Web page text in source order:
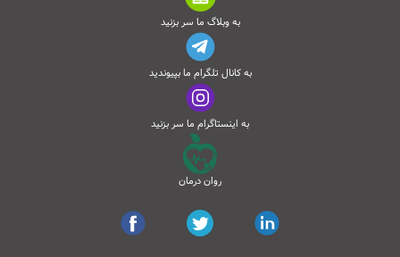
به وبلاگ ما سر بزنید
به کانال تلگرام ما بپیوندید
به اینستاگرام ما سر بزنید
روان درمان